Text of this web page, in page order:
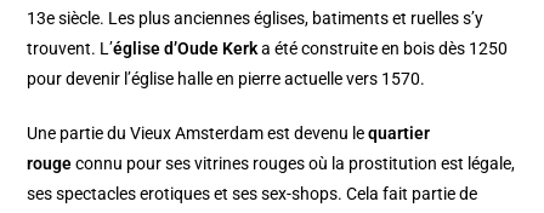
13e siècle. Les plus anciennes églises, batiments et ruelles s’y
trouvent. L’église d’Oude Kerka été construite en bois dès 1250
pour devenir l’église halle en pierre actuelle vers 1570.
Une partie du Vieux Amsterdam est devenu lequartier
rougeconnu pour ses vitrines rouges où la prostitution est légale,
ses spectacles erotiques et ses sex-shops. Cela fait partie de